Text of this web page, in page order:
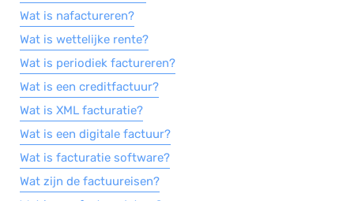
Wat is nafactureren?
Wat is wettelijke rente?
Wat is periodiek factureren?
Wat is een creditfactuur?
Wat is XML facturatie?
Wat is een digitale factuur?
Wat is facturatie software?
Wat zijn de factuureisen?